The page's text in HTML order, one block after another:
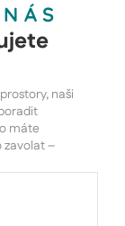
naši
máte
–